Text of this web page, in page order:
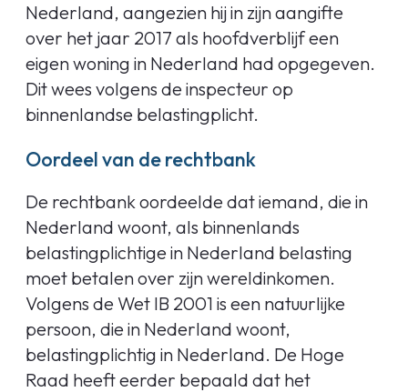
Nederland, aangezien hij in zijn aangifte
over het jaar 2017 als hoofdverblijf een
eigen woning in Nederland had opgegeven.
Dit wees volgens de inspecteur op
binnenlandse belastingplicht.
Oordeel van de rechtbank
De rechtbank oordeelde dat iemand, die in
Nederland woont, als binnenlands
belastingplichtige in Nederland belasting
moet betalen over zijn wereldinkomen.
Volgens de Wet IB 2001 is een natuurlijke
persoon, die in Nederland woont,
belastingplichtig in Nederland. De Hoge
Raad heeft eerder bepaald dat het